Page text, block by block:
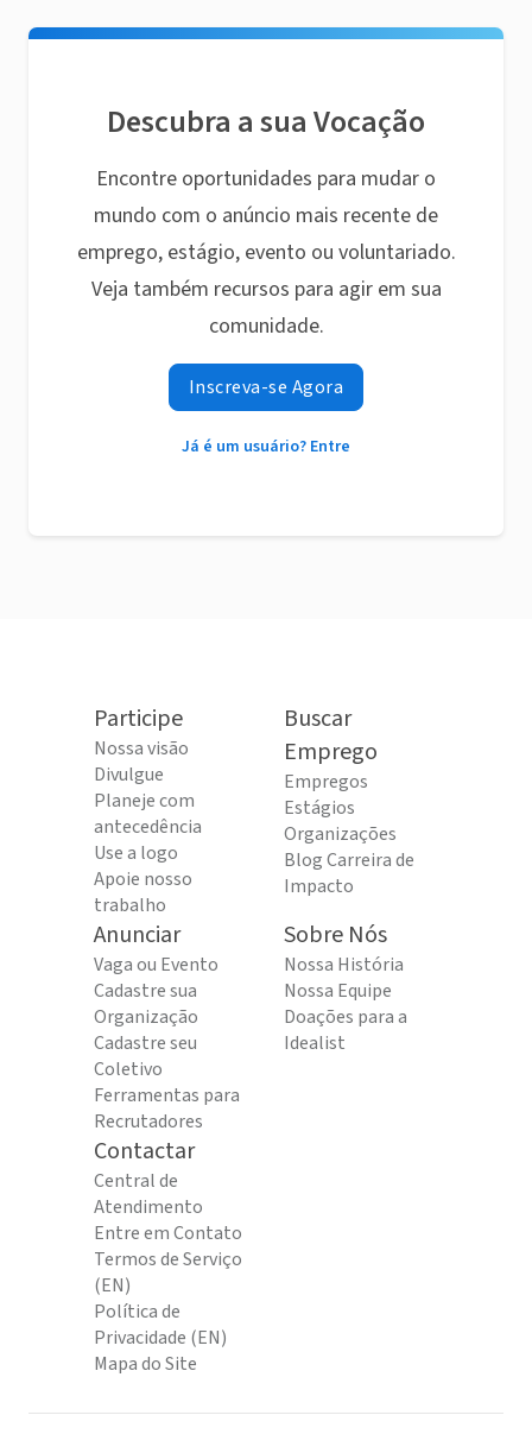
Descubra a sua Vocação
Encontre oportunidades para mudar o
mundo com o anúncio mais recente de
emprego, estágio, evento ou voluntariado.
Veja também recursos para agir em sua
comunidade.
Inscreva-se Agora
Já é um usuário? Entre
Participe
Nossa visão
Divulgue
Planeje com
antecedência
Use a logo
Apoie nosso
trabalho
Buscar
Emprego
Empregos
Estágios
Organizações
Blog Carreira de
Impacto
Anunciar
Vaga ou Evento
Cadastre sua
Organização
Cadastre seu
Coletivo
Ferramentas para
Recrutadores
Sobre Nós
Nossa História
Nossa Equipe
Doações para a
Idealist
Contactar
Central de
Atendimento
Entre em Contato
Termos de Serviço
(EN)
Política de
Privacidade (EN)
Mapa do Site